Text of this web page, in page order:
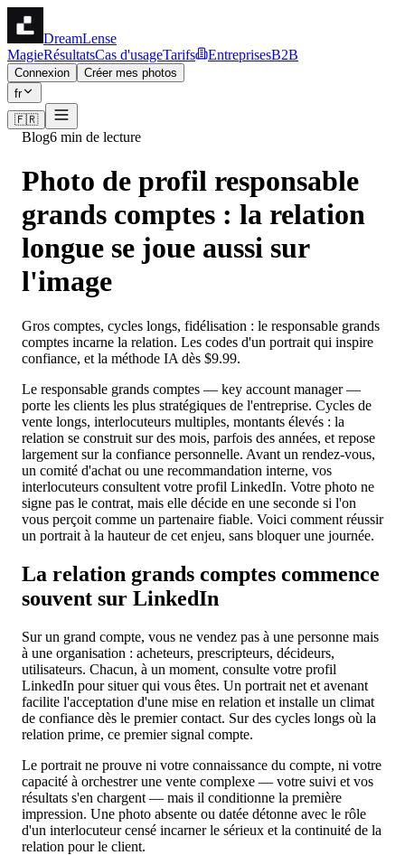
DreamLense
MagieRésultatsCas d'usageTarifs EntreprisesB2B
Connexion
Créer mes photos
fr
🇫🇷
Blog6 min de lecture
Photo de profil responsable
grands comptes : la relation
longue se joue aussi sur
l'image
Gros comptes, cycles longs, fidélisation : le responsable grands
comptes incarne la relation. Les codes d'un portrait qui inspire
confiance, et la méthode IA dès $9.99.
Le responsable grands comptes — key account manager —
porte les clients les plus stratégiques de l'entreprise. Cycles de
vente longs, interlocuteurs multiples, montants élevés : la
relation se construit sur des mois, parfois des années, et repose
largement sur la confiance personnelle. Avant un rendez-vous,
un comité d'achat ou une recommandation interne, vos
interlocuteurs consultent votre profil LinkedIn. Votre photo ne
signe pas le contrat, mais elle décide en une seconde si l'on
vous perçoit comme un partenaire fiable. Voici comment réussir
un portrait à la hauteur de cet enjeu, sans bloquer une journée.
La relation grands comptes commence
souvent sur LinkedIn
Sur un grand compte, vous ne vendez pas à une personne mais
à une organisation : acheteurs, prescripteurs, décideurs,
utilisateurs. Chacun, à un moment, consulte votre profil
LinkedIn pour situer qui vous êtes. Un portrait net et avenant
facilite l'acceptation d'une mise en relation et installe un climat
de confiance dès le premier contact. Sur des cycles longs où la
relation prime, ce premier signal compte.
Le portrait ne prouve ni votre connaissance du compte, ni votre
capacité à orchestrer une vente complexe — votre suivi et vos
résultats s'en chargent — mais il conditionne la première
impression. Une photo absente ou datée détonne avec le rôle
d'un interlocuteur censé incarner le sérieux et la continuité de la
relation pour le client.